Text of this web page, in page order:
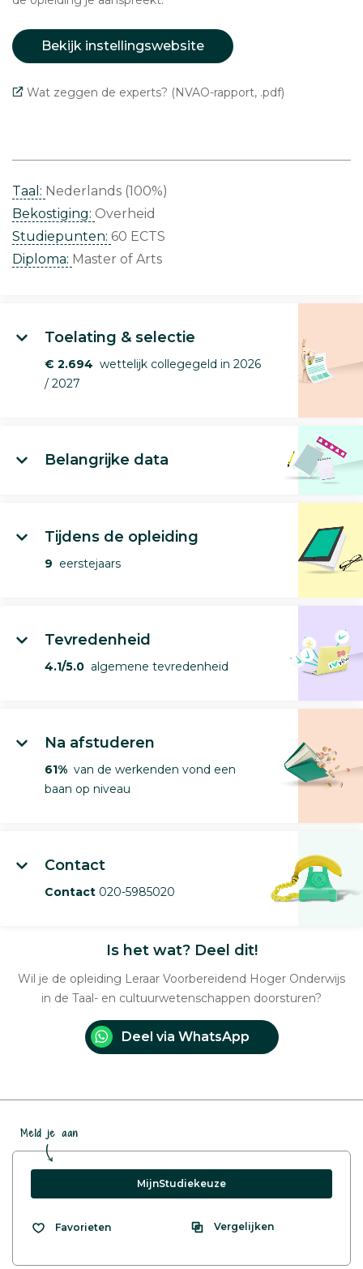
Bekijk instellingswebsite
Wat zeggen de experts? (NVAO-rapport, .pdf)
Taal: Nederlands (100%)
Bekostiging: Overheid
Studiepunten: 60 ECTS
Diploma: Master of Arts
Toelating & selectie
€ 2.694 wettelijk collegegeld in 2026
/ 2027
Belangrijke data
Tijdens de opleiding
9 eerstejaars
Tevredenheid
4.1/5.0 algemene tevredenheid
Na afstuderen
61% van de werkenden vond een
baan op niveau
Contact
Contact 020-5985020
Is het wat? Deel dit!
Wil je de opleiding Leraar Voorbereidend Hoger Onderwijs
in de Taal- en cultuurwetenschappen doorsturen?
Deel via WhatsApp
Meld je aan
MijnStudiekeuze
Favorieten Vergelijken